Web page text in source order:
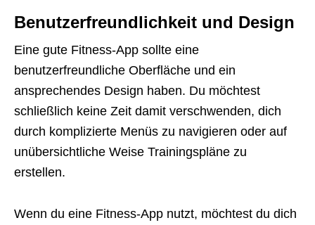
Benutzerfreundlichkeit und Design
Eine gute Fitness-App sollte eine
benutzerfreundliche Oberfläche und ein
ansprechendes Design haben. Du möchtest
schließlich keine Zeit damit verschwenden, dich
durch komplizierte Menüs zu navigieren oder auf
unübersichtliche Weise Trainingspläne zu
erstellen.
Wenn du eine Fitness-App nutzt, möchtest du dich